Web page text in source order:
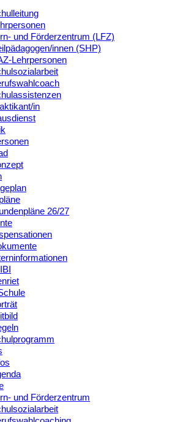
und Förderzentrum (LFZ)
innen (SHP)
Lehrpersonen
in
26/27
und Förderzentrum